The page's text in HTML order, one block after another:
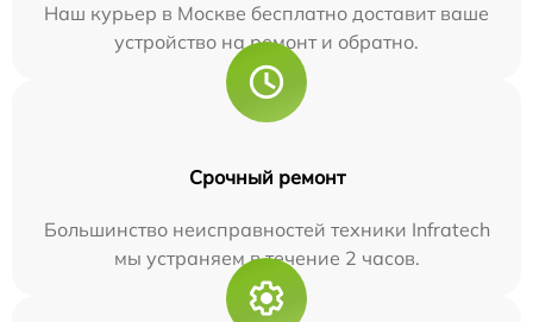
Наш курьер в Москве бесплатно доставит ваше
устройство на ремонт и обратно.
Срочный ремонт
Большинство неисправностей техники Infratech
мы устраняем в течение 2 часов.